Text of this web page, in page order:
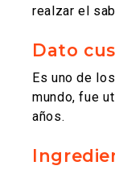
realzar el
Dato
Es uno de
mundo, fue
años.